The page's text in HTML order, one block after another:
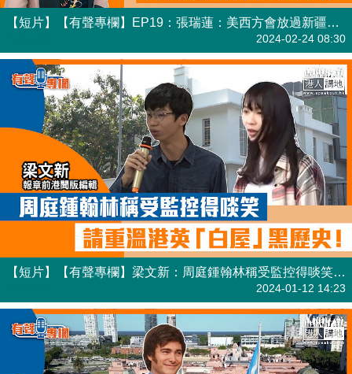
【短片】【有聲專欄】EP19：張瑞蓮：美西方會放過新疆嗎？
2024-02-24 08:30
【短片】【有聲專欄】梁文新：周庭鍾翰林稱受監控得啖笑 請重溫港英「白屋」黑歷史！
2024-01-12 14:23